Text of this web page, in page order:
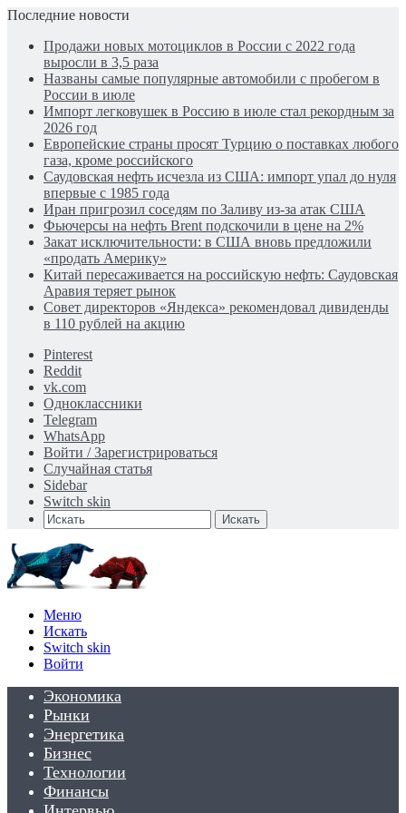
Последние новости
Продажи новых мотоциклов в России с 2022 года
выросли в 3,5 раза
Названы самые популярные автомобили с пробегом в
России в июле
Импорт легковушек в Россию в июле стал рекордным за
2026 год
Европейские страны просят Турцию о поставках любого
газа, кроме российского
Саудовская нефть исчезла из США: импорт упал до нуля
впервые с 1985 года
Иран пригрозил соседям по Заливу из-за атак США
Фьючерсы на нефть Brent подскочили в цене на 2%
Закат исключительности: в США вновь предложили
«продать Америку»
Китай пересаживается на российскую нефть: Саудовская
Аравия теряет рынок
Совет директоров «Яндекса» рекомендовал дивиденды
в 110 рублей на акцию
Pinterest
Reddit
vk.com
Одноклассники
Telegram
WhatsApp
Войти / Зарегистрироваться
Случайная статья
Sidebar
Switch skin
Искать
Меню
Искать
Switch skin
Войти
Экономика
Рынки
Энергетика
Бизнес
Технологии
Финансы